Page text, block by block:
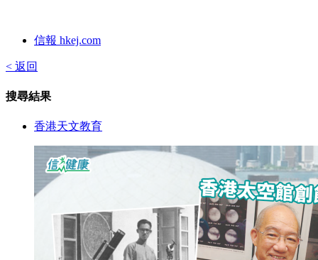
信報 hkej.com
< 返回
搜尋結果
香港天文教育